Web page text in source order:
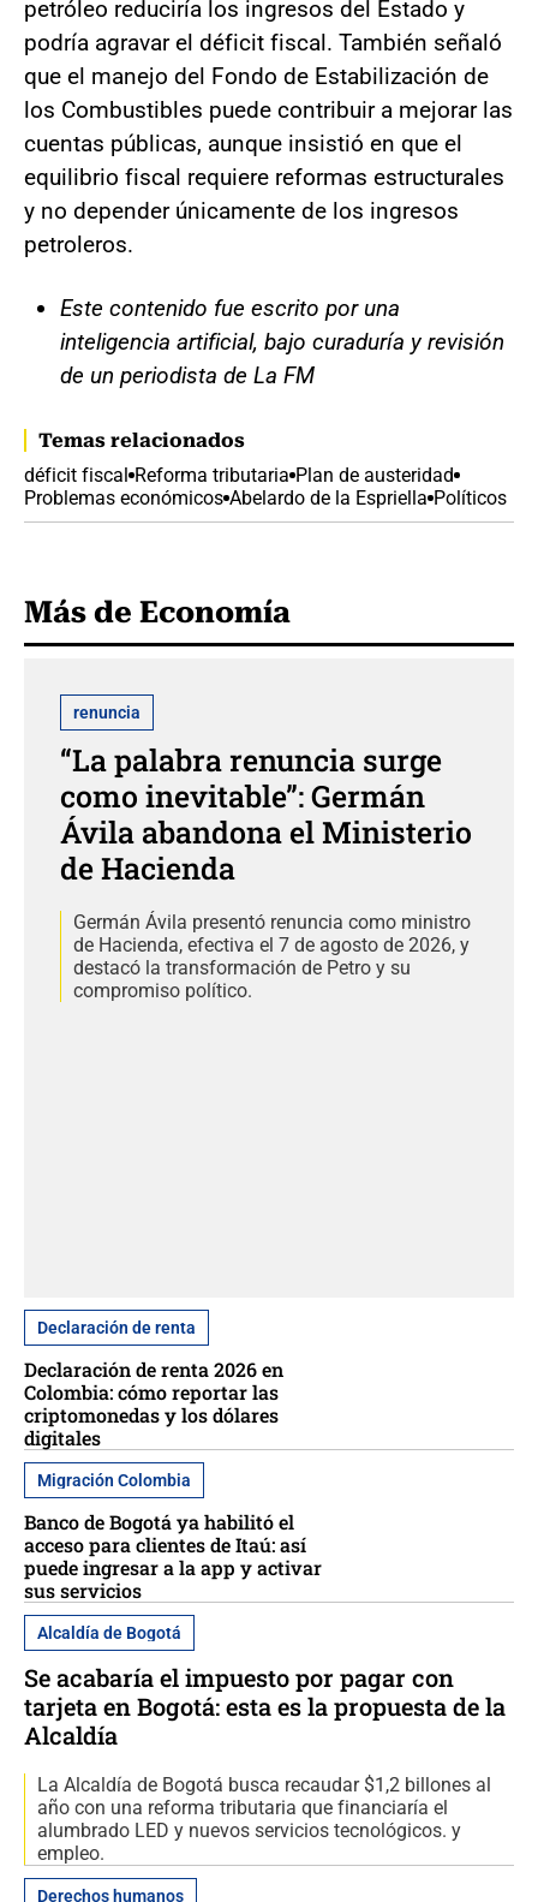
petróleo reduciría los ingresos del Estado y
podría agravar el déficit fiscal. También señaló
que el manejo del Fondo de Estabilización de
los Combustibles puede contribuir a mejorar las
cuentas públicas, aunque insistió en que el
equilibrio fiscal requiere reformas estructurales
y no depender únicamente de los ingresos
petroleros.
Este contenido fue escrito por una
inteligencia artificial, bajo curaduría y revisión
de un periodista de La FM
Temas relacionados
déficit fiscal Reforma tributaria Plan de austeridad
Problemas económicos Abelardo de la Espriella Políticos
Más de Economía
renuncia
“La palabra renuncia surge
como inevitable”: Germán
Ávila abandona el Ministerio
de Hacienda
Germán Ávila presentó renuncia como ministro
de Hacienda, efectiva el 7 de agosto de 2026, y
destacó la transformación de Petro y su
compromiso político.
Declaración de renta
Declaración de renta 2026 en
Colombia: cómo reportar las
criptomonedas y los dólares
digitales
Migración Colombia
Banco de Bogotá ya habilitó el
acceso para clientes de Itaú: así
puede ingresar a la app y activar
sus servicios
Alcaldía de Bogotá
Se acabaría el impuesto por pagar con
tarjeta en Bogotá: esta es la propuesta de la
Alcaldía
La Alcaldía de Bogotá busca recaudar $1,2 billones al
año con una reforma tributaria que financiaría el
alumbrado LED y nuevos servicios tecnológicos. y
empleo.
Derechos humanos